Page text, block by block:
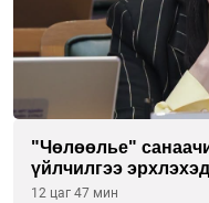
"Чөлөөлье"
үйлчилгээ
бүртгэлийг
12 цаг 47 мин